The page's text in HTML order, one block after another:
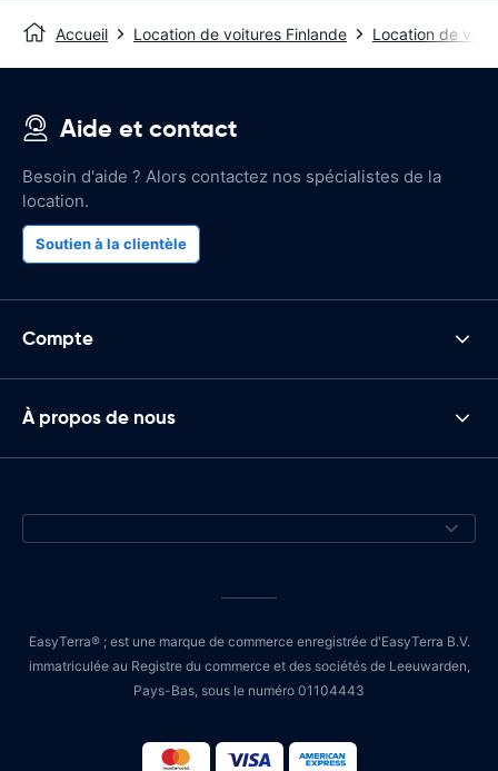
Accueil Location de voitures Finlande Location de
Aide et contact
Besoin d'aide ? Alors contactez nos spécialistes de la
location.
Soutien à la clientèle
Compte
À propos de nous
EasyTerra® ; est une marque de commerce enregistrée d'EasyTerra B.V.
immatriculée au Registre du commerce et des sociétés de Leeuwarden,
Pays-Bas, sous le numéro 01104443